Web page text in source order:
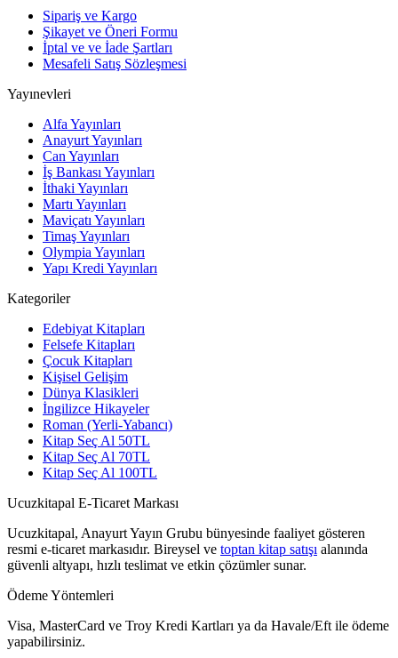
Sipariş ve Kargo
Şikayet ve Öneri Formu
İptal ve ve İade Şartları
Mesafeli Satış Sözleşmesi
Yayınevleri
Alfa Yayınları
Anayurt Yayınları
Can Yayınları
İş Bankası Yayınları
İthaki Yayınları
Martı Yayınları
Maviçatı Yayınları
Timaş Yayınları
Olympia Yayınları
Yapı Kredi Yayınları
Kategoriler
Edebiyat Kitapları
Felsefe Kitapları
Çocuk Kitapları
Kişisel Gelişim
Dünya Klasikleri
İngilizce Hikayeler
Roman (Yerli-Yabancı)
Kitap Seç Al 50TL
Kitap Seç Al 70TL
Kitap Seç Al 100TL
Ucuzkitapal E-Ticaret Markası
Ucuzkitapal, Anayurt Yayın Grubu bünyesinde faaliyet gösteren
resmi e-ticaret markasıdır. Bireysel ve toptan kitap satışı alanında
güvenli altyapı, hızlı teslimat ve etkin çözümler sunar.
Ödeme Yöntemleri
Visa, MasterCard ve Troy Kredi Kartları ya da Havale/Eft ile ödeme
yapabilirsiniz.